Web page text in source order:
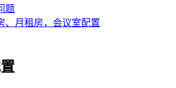
题
、月租房，会议室配置